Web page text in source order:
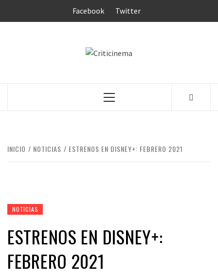
Facebook Twitter
Menú
INICIO NOTICIAS ESTRENOS EN DISNEY+: FEBRERO 2021
NOTICIAS
ESTRENOS EN DISNEY+:
FEBRERO 2021